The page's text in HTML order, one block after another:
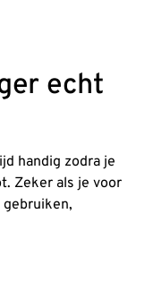
echt
handig zodra je
Zeker als je voor